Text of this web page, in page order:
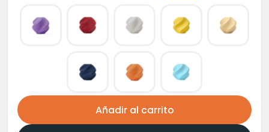
Añadir al carrito